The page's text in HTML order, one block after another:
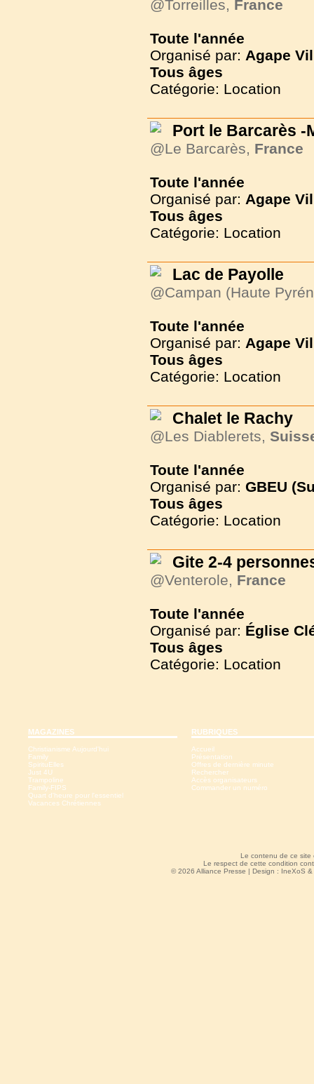
@Torreilles, France
Toute l'année
Organisé par: Agape
Tous âges
Catégorie: Location
Port le Barcarès -
@Le Barcarès, France
Toute l'année
Organisé par: Agape
Tous âges
Catégorie: Location
Lac de Payolle
@Campan (Haute
Toute l'année
Organisé par: Agape
Tous âges
Catégorie: Location
Chalet le Rachy
@Les Diablerets,
Toute l'année
Organisé par: GBEU
Tous âges
Catégorie: Location
Gite 2-4
@Venterole, France
Toute l'année
Organisé par: Église
Tous âges
Catégorie: Location
MAGAZINES
Christianisme Aujourd'hui
Family
SpirituElles
Just 4U
Trampoline
Family-FIPS
Quart d'heure pour l'essentiel
Vacances Chrétiennes
RUBRIQUES
Accueil
Présentation
Offres de dernière minute
Rechercher
Accès organisateurs
Commander un numéro
Le contenu de ce site
Le respect de cette condition
© 2026 Alliance Presse | Design : IneXoS &